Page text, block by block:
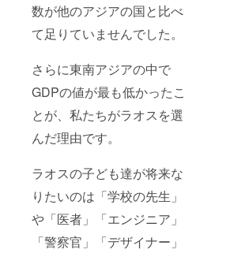
数が他のアジアの国と比べ
て足りていませんでした。
さらに東南アジアの中で
GDPの値が最も低かったこ
とが、私たちがラオスを選
んだ理由です。
ラオスの子ども達が将来な
りたいのは「学校の先生」
や「医者」「エンジニア」
「警察官」「デザイナー」